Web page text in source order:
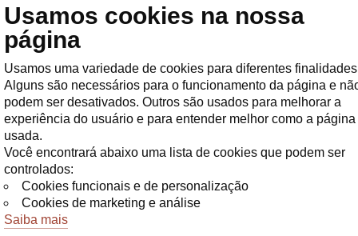
Usamos cookies na nossa
página
Usamos uma variedade de cookies para diferentes
Alguns são necessários para o funcionamento da página e
podem ser desativados. Outros são usados para melhorar a
experiência do usuário e para entender melhor como a página
usada.
Você encontrará abaixo uma lista de cookies que podem ser
controlados:
Cookies funcionais e de personalização
Cookies de marketing e análise
Saiba mais